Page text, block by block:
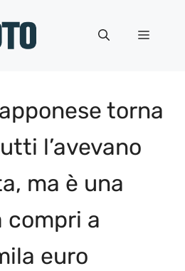
Menu
torna
l’avevano
ma è una
compri a
euro